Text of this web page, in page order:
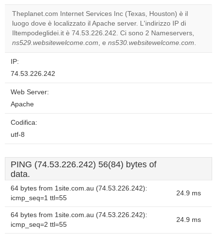
Do you
website?
OK
Theplanet.com Internet Services Inc (Texas, Houston) è il
luogo dove è localizzato il Apache server. L'indirizzo IP di
Iltempodeglidei.it è 74.53.226.242. Ci sono 2 Nameservers,
ns529.websitewelcome.com, e ns530.websitewelcome.com.
IP:
74.53.226.242
Web Server:
Apache
Codifica:
utf-8
PING (74.53.226.242) 56(84) bytes of
data.
64 bytes from 1site.com.au (74.53.226.242):
icmp_seq=1 ttl=55
24.9 ms
64 bytes from 1site.com.au (74.53.226.242):
icmp_seq=2 ttl=55
24.9 ms